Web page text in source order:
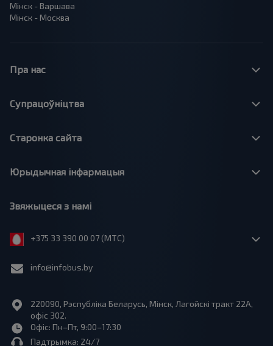
Мінск - Варшава
Мінск - Москва
Пра нас
Супрацоўніцтва
Старонка сайта
Юрыдычная інфармацыя
Звяжыцеся з намі
+375 33 390 00 07 (МТС)
info@infobus.by
220090, Рэспубліка Беларусь, Мінск, Лагойскі тракт 22A,
офіс 302.
Офіс: Пн–Пт, 9:00–17:30
Падтрымка: 24/7